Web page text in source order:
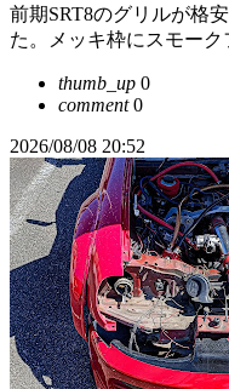
前期SRT8のグリルが格
た。メッキ枠にスモー
thumb_up 0
comment0
2026/08/08 20:52